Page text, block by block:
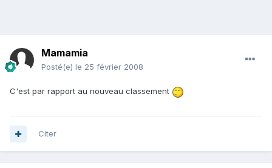
Mamamia
Posté(e) le 25 février 2008
C'est par rapport au nouveau classement
Citer